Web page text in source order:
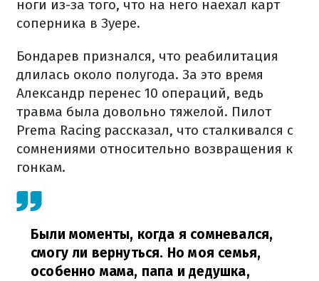
ноги из-за того, что на него наехал карт
соперника в Зуере.
Бондарев признался, что реабилитация
длилась около полугода. За это время
Александр перенес 10 операций, ведь
травма была довольно тяжелой. Пилот
Prema Racing рассказал, что сталкивался с
сомнениями относительно возвращения к
гонкам.
Были моменты, когда я сомневался,
смогу ли вернуться. Но моя семья,
особенно мама, папа и дедушка,